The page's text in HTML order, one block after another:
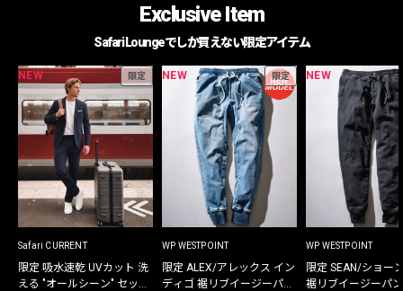
Exclusive Item
Safari Loungeでしか買えない限定アイテム
NEW 限定
Safari CURRENT
限定 吸水速乾 UVカット 洗
える "オールシーン" セット
NEW 限定
WP WESTPOINT
限定 ALEX/アレックス イン
ディゴ 裾リブイージーパン
NEW
WP WESTPOINT
限定 SEAN/ショー
裾リブイージーパ